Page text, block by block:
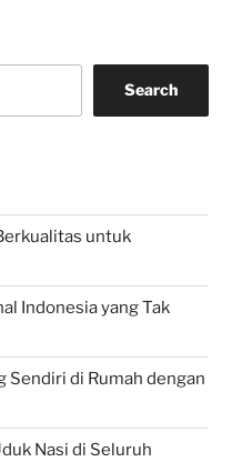
Search
untuk
Indonesia yang Tak
Sendiri di Rumah dengan
Nasi di Seluruh